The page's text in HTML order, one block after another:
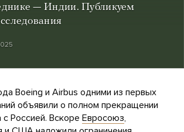
— Индии. Публикуем
Boeing и Airbus одними из первых
объявили о полном прекращении
с Россией. Вскоре Евросоюз,